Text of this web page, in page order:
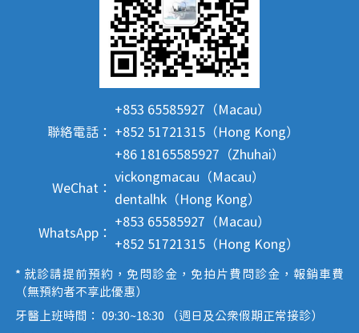
聯絡電話：
+853 65585927（Macau）
+852 51721315（Hong Kong）
+86 18165585927（Zhuhai）
WeChat：
vickongmacau（Macau）
dentalhk（Hong Kong）
WhatsApp：
+853 65585927（Macau）
+852 51721315（Hong Kong）
* 就診請提前預約，免問診金，免拍片費問診金，報銷車費
（無預約者不享此優惠）
牙醫上班時間： 09:30~18:30 （週日及公眾假期正常接診）